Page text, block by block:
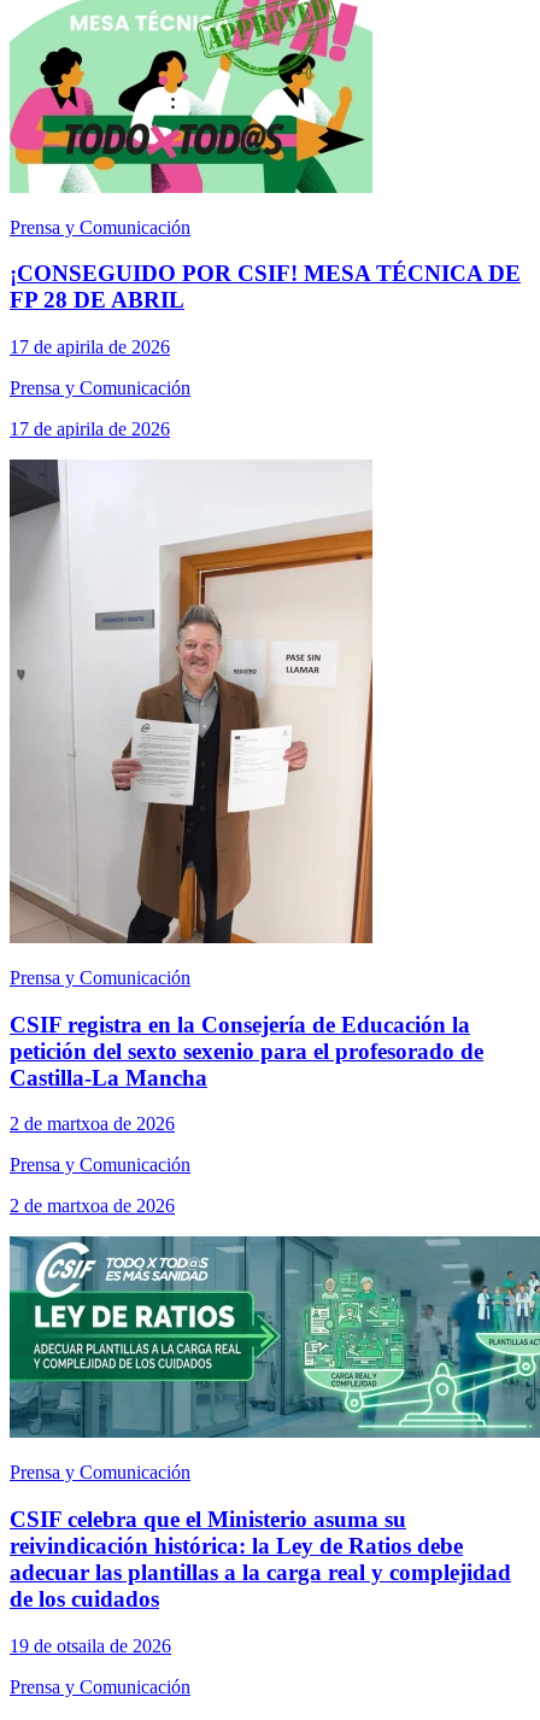
Prensa y Comunicación
¡CONSEGUIDO POR CSIF! MESA TÉCNICA DE
FP 28 DE ABRIL
17 de apirila de 2026
Prensa y Comunicación
17 de apirila de 2026
Prensa y Comunicación
CSIF registra en la Consejería de Educación la
petición del sexto sexenio para el profesorado de
Castilla-La Mancha
2 de martxoa de 2026
Prensa y Comunicación
2 de martxoa de 2026
Prensa y Comunicación
CSIF celebra que el Ministerio asuma su
reivindicación histórica: la Ley de Ratios debe
adecuar las plantillas a la carga real y complejidad
de los cuidados
19 de otsaila de 2026
Prensa y Comunicación